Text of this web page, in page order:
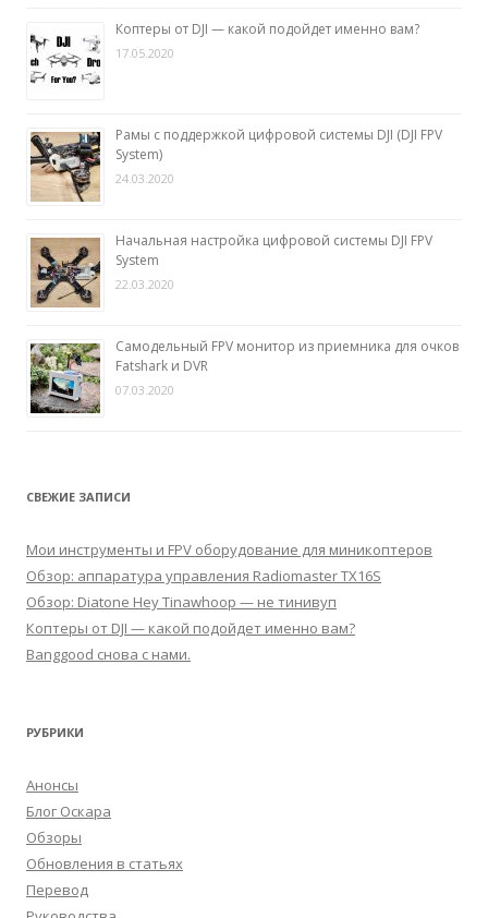
Коптеры от DJI — какой подойдет именно вам?
17.05.2020
Рамы с поддержкой цифровой системы DJI (DJI FPV
System)
24.03.2020
Начальная настройка цифровой системы DJI FPV
System
22.03.2020
Самодельный FPV монитор из приемника для очков
Fatshark и DVR
07.03.2020
СВЕЖИЕ ЗАПИСИ
Мои инструменты и FPV оборудование для миникоптеров
Обзор: аппаратура управления Radiomaster TX16S
Обзор: Diatone Hey Tinawhoop — не тинивуп
Коптеры от DJI — какой подойдет именно вам?
Banggood снова с нами.
РУБРИКИ
Анонсы
Блог Оскара
Обзоры
Обновления в статьях
Перевод